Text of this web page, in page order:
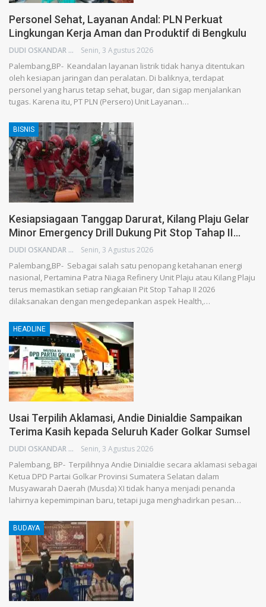
Personel Sehat, Layanan Andal: PLN Perkuat
Lingkungan Kerja Aman dan Produktif di Bengkulu
DUDI OSKANDAR Senin, 3 Agustus 2026
Palembang,BP- Keandalan layanan listrik tidak hanya ditentukan
oleh kesiapan jaringan dan peralatan. Di baliknya, terdapat
personel yang harus tetap sehat, bugar, dan sigap menjalankan
tugas. Karena itu, PT PLN (Persero) Unit Layanan…
BISNIS
Kesiapsiagaan Tanggap Darurat, Kilang Plaju Gelar
Minor Emergency Drill Dukung Pit Stop Tahap II…
DUDI OSKANDAR Senin, 3 Agustus 2026
Palembang,BP- Sebagai salah satu penopang ketahanan energi
nasional, Pertamina Patra Niaga Refinery Unit Plaju atau Kilang Plaju
terus memastikan setiap rangkaian Pit Stop Tahap II 2026
dilaksanakan dengan mengedepankan aspek Health,…
HEADLINE
Usai Terpilih Aklamasi, Andie Dinialdie Sampaikan
Terima Kasih kepada Seluruh Kader Golkar Sumsel
DUDI OSKANDAR Senin, 3 Agustus 2026
Palembang, BP- Terpilihnya Andie Dinialdie secara aklamasi sebagai
Ketua DPD Partai Golkar Provinsi Sumatera Selatan dalam
Musyawarah Daerah (Musda) XI tidak hanya menjadi penanda
lahirnya kepemimpinan baru, tetapi juga menghadirkan pesan…
BUDAYA